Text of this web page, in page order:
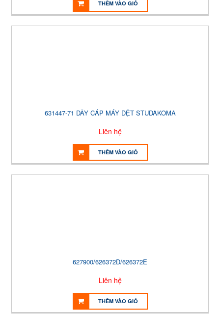
THÊM VÀO GIỎ
631447-71 DÂY CÁP MÁY DỆT STUDAKOMA
Liên hệ
THÊM VÀO GIỎ
627900/626372D/626372E
Liên hệ
THÊM VÀO GIỎ